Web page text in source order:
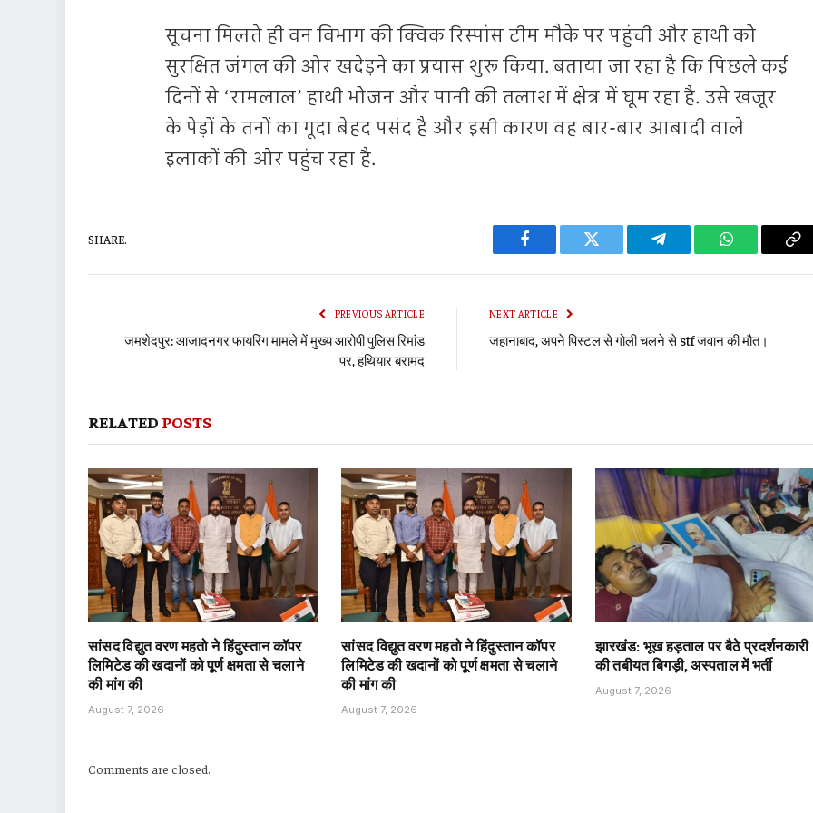
सूचना मिलते ही वन विभाग की क्विक रिस्पांस टीम मौके पर पहुंची और हाथी को
सुरक्षित जंगल की ओर खदेड़ने का प्रयास शुरू किया. बताया जा रहा है कि पिछले कई
दिनों से ‘रामलाल’ हाथी भोजन और पानी की तलाश में क्षेत्र में घूम रहा है. उसे खजूर
के पेड़ों के तनों का गूदा बेहद पसंद है और इसी कारण वह बार-बार आबादी वाले
इलाकों की ओर पहुंच रहा है.
SHARE.
Facebook Twitter Telegram WhatsApp
PREVIOUS ARTICLE
जमशेदपुर: आजादनगर फायरिंग मामले में मुख्य आरोपी पुलिस रिमांड
पर, हथियार बरामद
NEXT ARTICLE
जहानाबाद, अपने पिस्टल से गोली चलने से stf जवान की मौत।
RELATED POSTS
सांसद विद्युत वरण महतो ने हिंदुस्तान कॉपर
लिमिटेड की खदानों को पूर्ण क्षमता से चलाने
की मांग की
August 7, 2026
सांसद विद्युत वरण महतो ने हिंदुस्तान कॉपर
लिमिटेड की खदानों को पूर्ण क्षमता से चलाने
की मांग की
August 7, 2026
झारखंड: भूख हड़ताल पर बैठे प्रदर्शनकारी
की तबीयत बिगड़ी, अस्पताल में भर्ती
August 7, 2026
Comments are closed.